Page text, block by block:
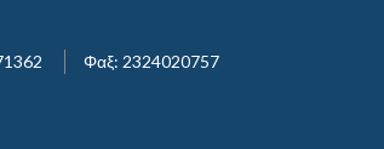
Φαξ: 2324020757